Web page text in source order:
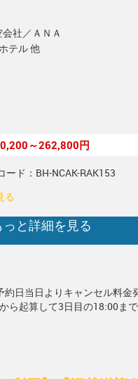
社／ＡＮＡ
テル 他
～262,800円
ード：BH-NCAK-RAK153
る
っと詳細を見る
約日当日よりキャンセル料金
ら起算して3日目の18:00ま